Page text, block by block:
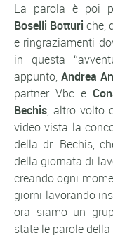
La parola è poi
Boselli Botturi che,
e ringraziamenti
in questa
appunto, Andrea
partner Vbc e
Bechis, altro volto
video vista la
della dr. Bechis,
della giornata di
creando ogni
giorni lavorando
ora siamo un
state le parole